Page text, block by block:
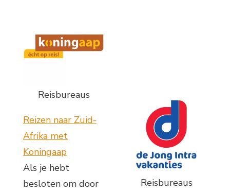
Reisbureaus
Reizen naar Zuid-
Afrika met
Koningaap
Als je hebt
besloten om door
Reisbureaus